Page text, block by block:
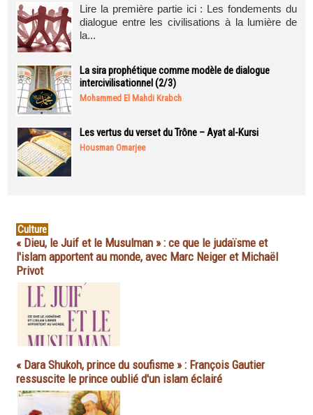
Lire la première partie ici : Les fondements du
dialogue entre les civilisations à la lumière de
la...
La sira prophétique comme modèle de dialogue
intercivilisationnel (2/3)
Mohammed El Mahdi Krabch
Les vertus du verset du Trône – Ayat al-Kursi
Housman Omarjee
Culture
« Dieu, le Juif et le Musulman » : ce que le judaïsme et
l'islam apportent au monde, avec Marc Neiger et Michaël
Privot
« Dara Shukoh, prince du soufisme » : François Gautier
ressuscite le prince oublié d'un islam éclairé